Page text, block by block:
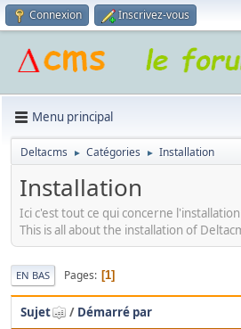
Connexion Inscrivez-vous
Menu principal
Deltacms ► Catégories ► Installation
Installation
Ici c'est tout ce qui concerne
This is all about the installation of
EN BAS Pages 1
Sujet / Démarré par